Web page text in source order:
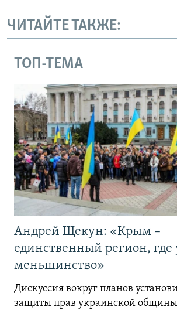
ЧИТАЙТЕ ТАКЖЕ:
ТОП-ТЕМА
Андрей Щекун: «Крым –
единственный регион,
меньшинство»
Дискуссия вокруг планов
защиты прав украинской